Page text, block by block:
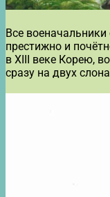
Все
престижно и
в XIII веке Корею,
сразу на двух